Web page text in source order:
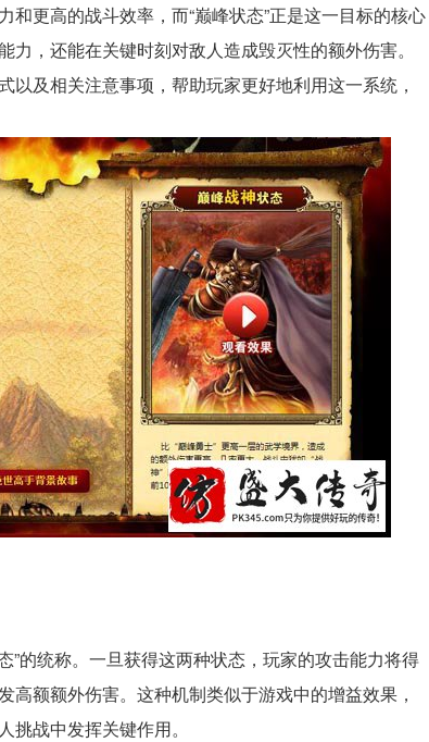
更高的战斗效率，而“巅峰状态”正是这一目标的核心
，还能在关键时刻对敌人造成毁灭性的额外伤害。
及相关注意事项，帮助玩家更好地利用这一系统，
”的统称。一旦获得这两种状态，玩家的攻击能力将得
额额外伤害。这种机制类似于游戏中的增益效果，
战中发挥关键作用。